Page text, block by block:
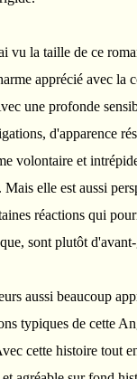
vu la taille de ce
apprécié avec la
une profonde
d'apparence
volontaire et
Mais elle est aussi
réactions qui
sont plutôt
aussi beaucoup
typiques de cette
cette histoire tout